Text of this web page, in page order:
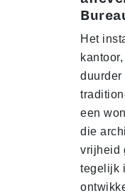
Het
duurder
een
die
vrijheid
tegelijk